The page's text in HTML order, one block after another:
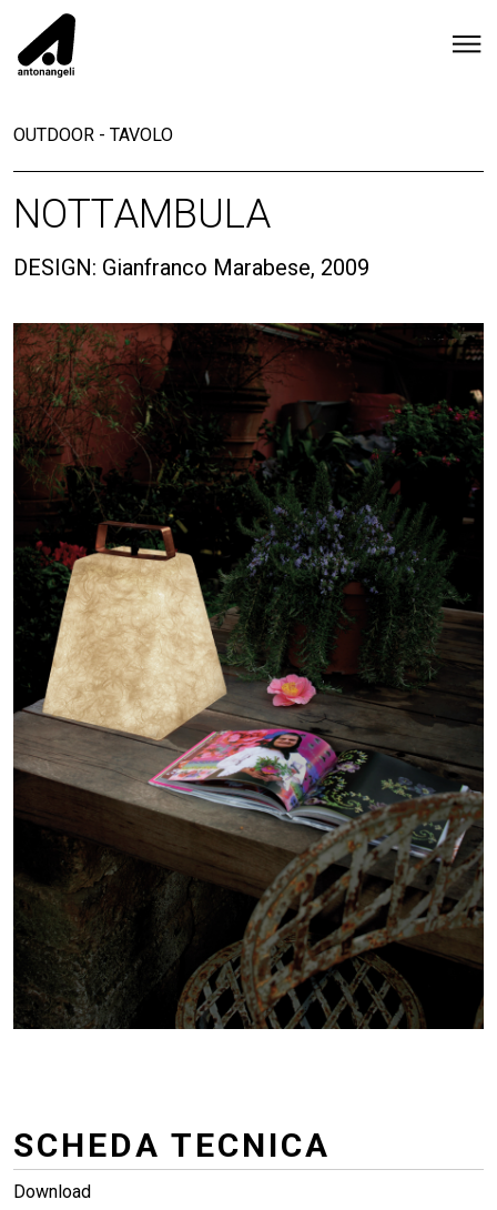
OUTDOOR - TAVOLO
NOTTAMBULA
DESIGN: Gianfranco Marabese, 2009
SCHEDA TECNICA
Download